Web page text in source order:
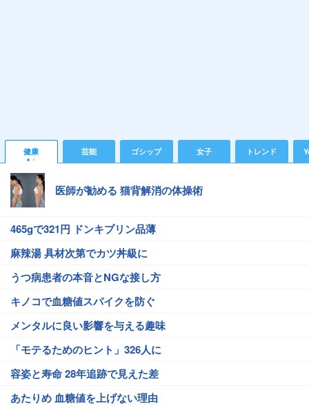
健康 芸能 ゴシップ 女子 トレンド
医師が勧める 猫背解消の体操術
465gで321円 ドンキプリン品薄
麻辣湯 具材次第でカツ丼級に
うつ病患者の本音とNGな接し方
キノコで血糖値スパイクを防ぐ
メンタルに良い影響を与える趣味
「モテるためのヒント」326人に
容姿と寿命 28年追跡で見えた差
あたりめ 血糖値を上げない理由